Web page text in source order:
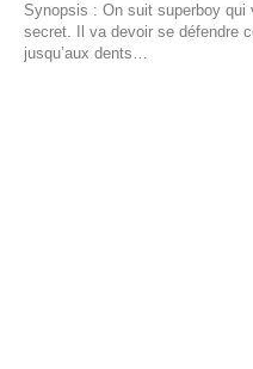
Synopsis : On suit superboy qui
secret. Il va devoir se défendre
jusqu’aux dents…